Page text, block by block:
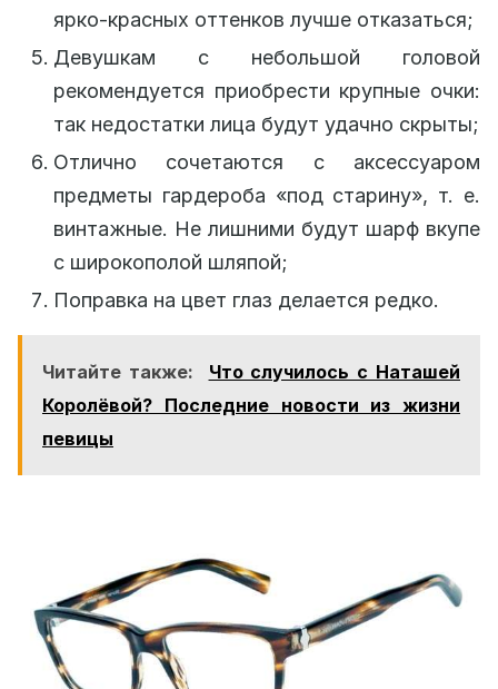
ярко-красных оттенков лучше отказаться;
Девушкам с небольшой головой
рекомендуется приобрести крупные очки:
так недостатки лица будут удачно скрыты;
Отлично сочетаются с аксессуаром
предметы гардероба «под старину», т. е.
винтажные. Не лишними будут шарф вкупе
с широкополой шляпой;
Поправка на цвет глаз делается редко.
Читайте также:
Что случилось с Наташей
Королёвой? Последние новости из жизни
певицы